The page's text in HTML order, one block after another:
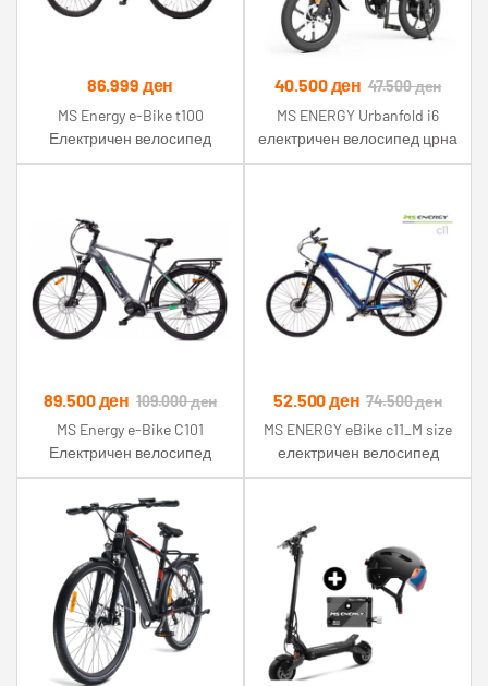
86.999 ден
MS Energy e-Bike t100
Електричен велосипед
40.500ден 47.500ден
MS ENERGY Urbanfold i6
електричен велосипед црна
боја
89.500 ден 109.000ден
MS Energy e-Bike C101
Електричен велосипед
52.500 ден 74.500ден
MS ENERGY eBike c11_M size
електричен велосипед